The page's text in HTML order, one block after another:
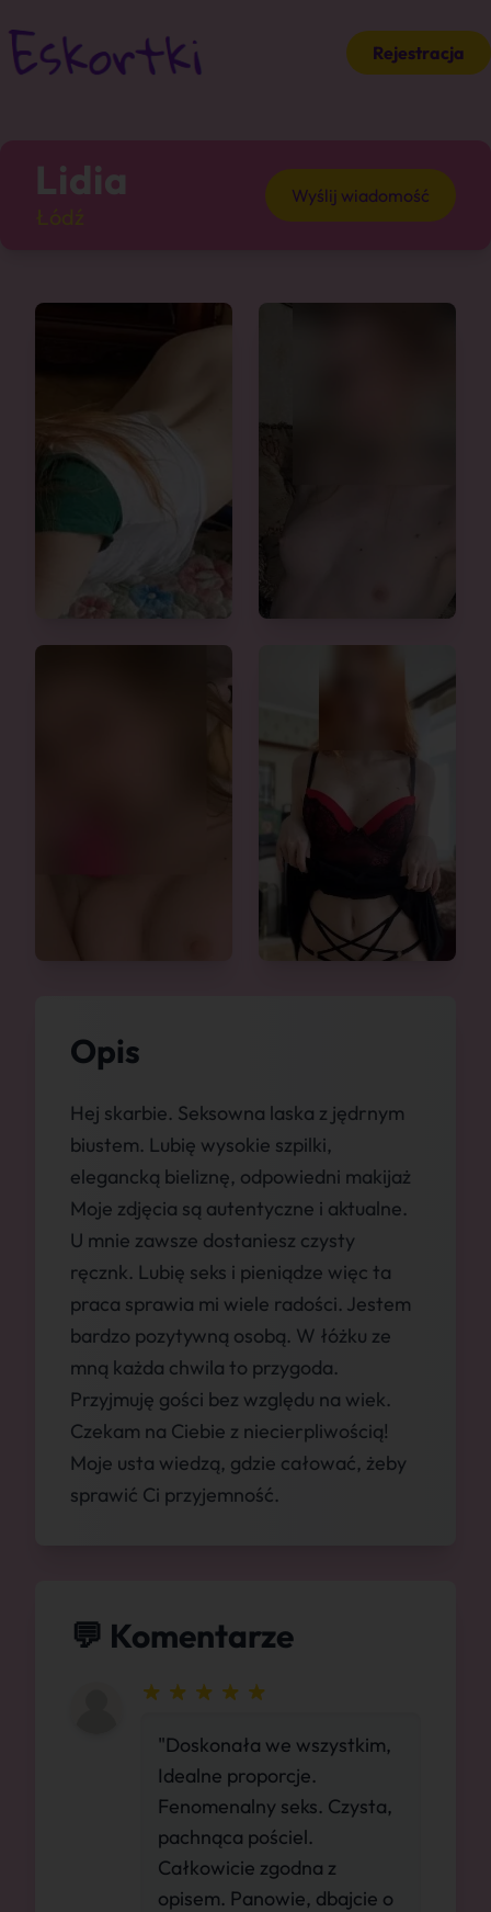
Rejestracja
Lidia Wyślij wiadomość
Opis
Hej skarbie. Seksowna laska z jędrnym
biustem. Lubię wysokie szpilki,
elegancką bieliznę, odpowiedni makijaż
Moje zdjęcia są autentyczne i aktualne.
U mnie zawsze dostaniesz czysty
ręcznk. Lubię seks i pieniądze więc ta
praca sprawia mi wiele radości. Jestem
bardzo pozytywną osobą. W łóżku ze
mną każda chwila to przygoda.
Przyjmuję gości bez względu na wiek.
Czekam na Ciebie z niecierpliwością!
Moje usta wiedzą, gdzie całować, żeby
sprawić Ci przyjemność.
💬 Komentarze
"Doskonała we wszystkim,
Idealne proporcje.
Fenomenalny seks. Czysta,
pachnąca pościel.
Całkowicie zgodna z
opisem. Panowie, dbajcie o